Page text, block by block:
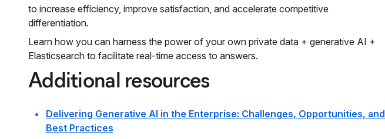
to increase efficiency, improve satisfaction, and accelerate competitive
differentiation.
Learn how you can harness the power of your own private data + generative AI +
Elasticsearch to facilitate real-time access to answers.
Additional resources
Delivering Generative AI in the Enterprise: Challenges, Opportunities, and
Best Practices